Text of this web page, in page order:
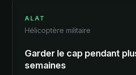
ALAT
Hélicoptère militaire
Garder le cap pendant
semaines